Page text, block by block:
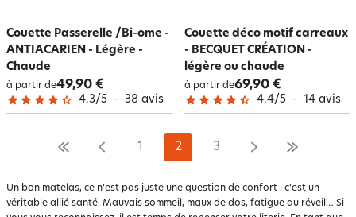
Couette Passerelle /Bi-ome -
ANTIACARIEN - Légère -
Chaude
à partir de49,90 €
4.3/5 - 38 avis
Couette déco motif carreaux
- BECQUET CRÉATION -
légère ou chaude
à partir de69,90 €
4.4/5 - 14 avis
1 2 3
Un bon matelas, ce n’est pas juste une question de confort : c’est un
véritable allié santé. Mauvais sommeil, maux de dos, fatigue au réveil… Si